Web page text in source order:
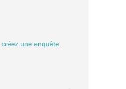
créez une enquête